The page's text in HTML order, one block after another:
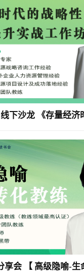
享会 【 高级隐喻-生